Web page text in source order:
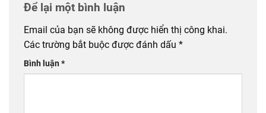
Để lại một bình luận
Email của bạn sẽ không được hiển thị công khai.
Các trường bắt buộc được đánh dấu *
Bình luận*